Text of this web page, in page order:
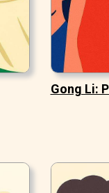
Gong Li: